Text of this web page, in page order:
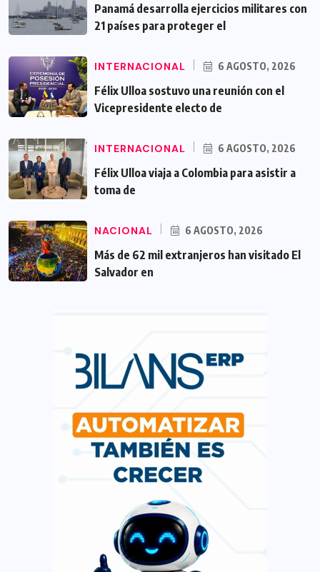
Panamá desarrolla ejercicios militares con
21 países para proteger el
INTERNACIONAL 6 AGOSTO, 2026
Félix Ulloa sostuvo una reunión con el
Vicepresidente electo de
INTERNACIONAL 6 AGOSTO, 2026
Félix Ulloa viaja a Colombia para asistir a
toma de
NACIONAL 6 AGOSTO, 2026
Más de 62 mil extranjeros han visitado El
Salvador en